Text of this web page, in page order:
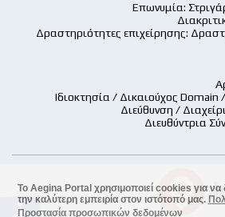
Το Aegina Portal χρησιμοποιεί cookies για να
την καλύτερη εμπειρία στον ιστότοπό μας.
Προστασία προσωπικών δεδομένων
Επωνυμία:
Δραστηριότητες επιχείρησης:
Ιδιοκτησία / Δικαιούχος
Διεύθυνση /
Διευθύντρια